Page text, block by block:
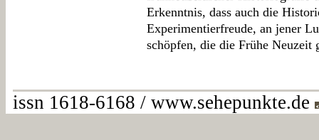
Erkenntnis, dass auch die
Experimentierfreude, an jener
schöpfen, die die Frühe Neuzeit
issn 1618-6168 / www.sehepunkte.de